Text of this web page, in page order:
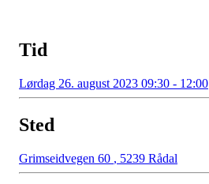
Tid
Lørdag 26. august 2023 09:30 - 12:00
Sted
Grimseidvegen 60 , 5239 Rådal